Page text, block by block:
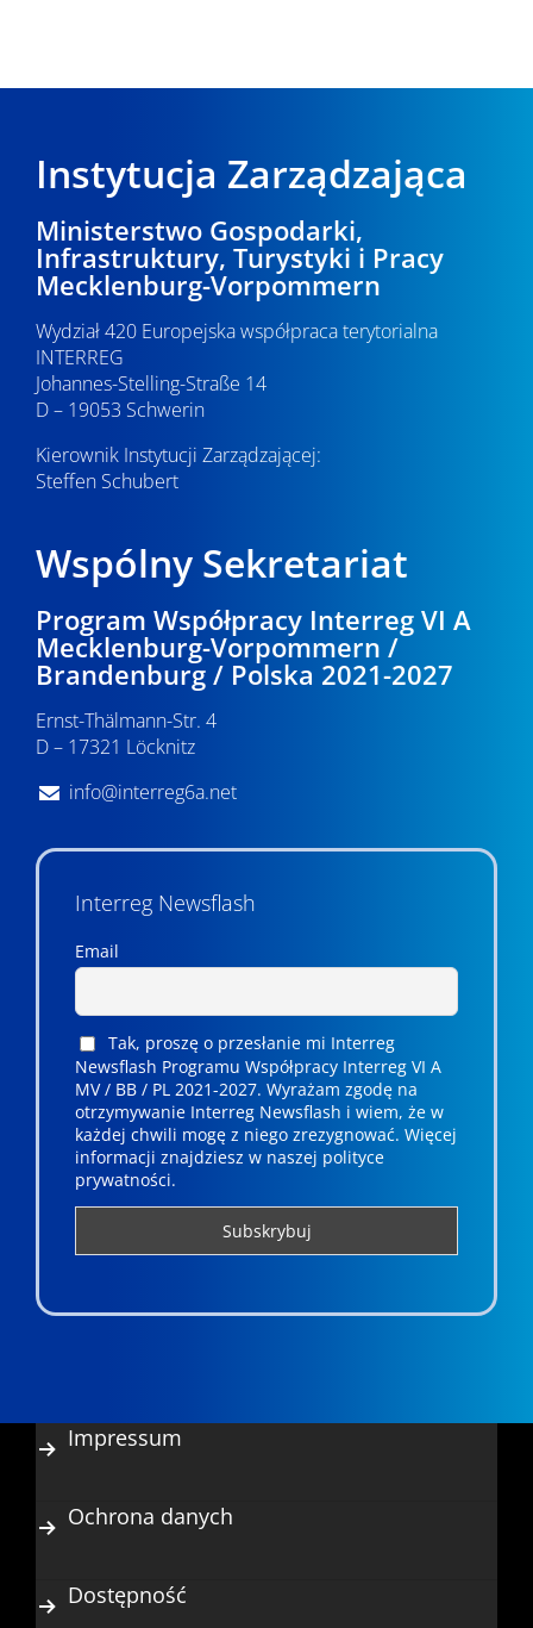
Instytucja Zarządzająca
Ministerstwo Gospodarki,
Infrastruktury, Turystyki i Pracy
Mecklenburg-Vorpommern
Wydział 420 Europejska współpraca terytorialna
INTERREG
Johannes-Stelling-Straße 14
D – 19053 Schwerin
Kierownik Instytucji Zarządzającej:
Steffen Schubert
Wspólny Sekretariat
Program Współpracy Interreg VI A
Mecklenburg-Vorpommern /
Brandenburg / Polska 2021-2027
Ernst-Thälmann-Str. 4
D – 17321 Löcknitz
info@interreg6a.net
Interreg Newsflash
Email
Tak, proszę o przesłanie mi Interreg
Newsflash Programu Współpracy Interreg VI A
MV / BB / PL 2021-2027. Wyrażam zgodę na
otrzymywanie Interreg Newsflash i wiem, że w
każdej chwili mogę z niego zrezygnować. ­­Więcej
informacji znajdziesz w naszej polityce
prywatności.
Impressum
Ochrona danych
Dostępność